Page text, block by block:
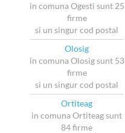
in comuna Ogesti sunt 25
firme
si un singur cod postal
Olosig
in comuna Olosig sunt 53
firme
si un singur cod postal
Ortiteag
in comuna Ortiteag sunt
84 firme